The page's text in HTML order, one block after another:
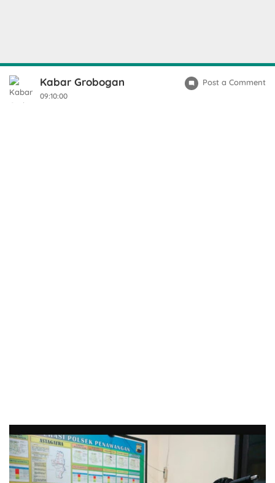
Kabar Grobogan
09:10:00
Post a Comment